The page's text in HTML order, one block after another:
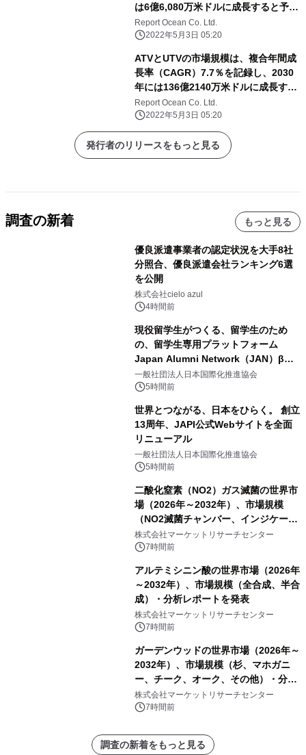
は6億6,080万米ドルに成長すると予測
される
Report Ocean Co. Ltd.
2022年5月3日 05:20
ATVとUTVの市場規模は、複合年間成
長率（CAGR）7.7％を記録し、2030
年には136億2140万米ドルに成長する
と予測される
Report Ocean Co. Ltd.
2022年5月3日 05:20
発行者のリリースをもっと見る
調査の新着 もっと見る
優良派遣事業者の認定状況を大手8社
分照合、優良派遣会社ランキング6選
を公開
株式会社cielo azul
4時間前
現役留学生がつくる、留学生のため
の、留学生専用プラットフォーム
Japan Alumni Network（JAN）β版
をリリース
一般社団法人日本国際化推進協会
5時間前
世界とつながる、日本をひらく。 創立
13周年、JAPI公式Webサイトを全面
リニューアル
一般社団法人日本国際化推進協会
5時間前
二酸化窒素（NO2）ガス滅菌の世界市
場（2026年～2032年）、市場規模
（NO2滅菌チャンバー、インジケータ
ーおよびモニタリングシステム、その
他）・分析レポートを発表
株式会社マーケットリサーチセンター
7時間前
アルテミシニン酸の世界市場（2026年
～2032年）、市場規模（全合成、半合
成）・分析レポートを発表
株式会社マーケットリサーチセンター
7時間前
ガーデンウッドの世界市場（2026年～
2032年）、市場規模（杉、マホガニ
ー、チーク、オーク、その他）・分析
レポートを発表
株式会社マーケットリサーチセンター
7時間前
調査の新着をもっと見る